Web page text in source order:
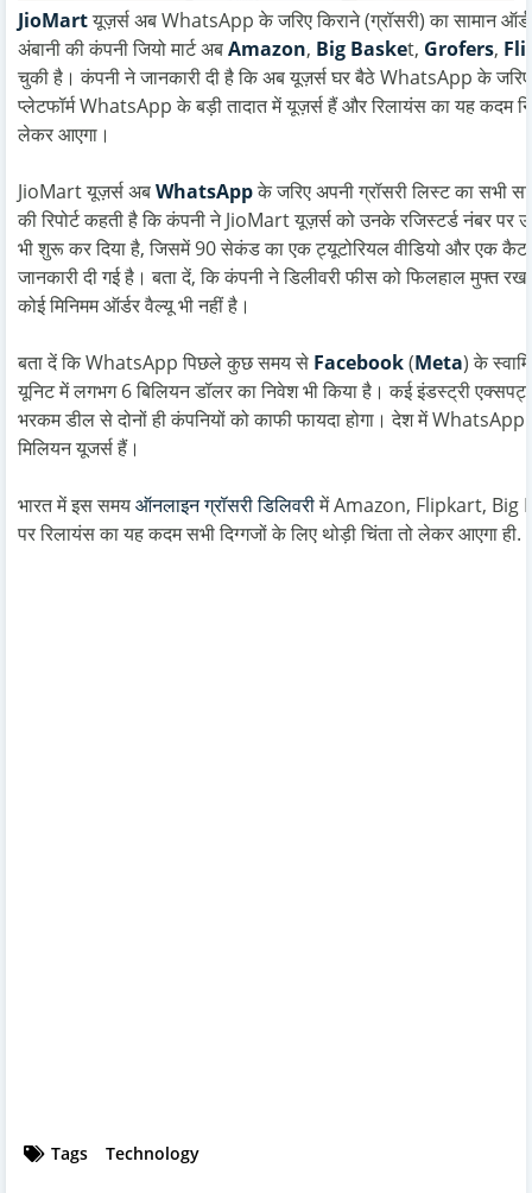
JioMartयूज़र्स अब WhatsApp के जरिए किराने (ग्रॉसरी) का सामान
अंबानी की कंपनी जियो मार्ट अबAmazon, Big Basket, Grofers,
चुकी है। कंपनी ने जानकारी दी है कि अब यूज़र्स घर बैठे WhatsApp के
प्लेटफॉर्म WhatsApp के बड़ी तादात में यूज़र्स हैं और रिलायंस का यह कदम
लेकर आएगा।
JioMart यूज़र्स अबWhatsAppके जरिए अपनी ग्रॉसरी लिस्ट का सभी
की रिपोर्ट कहती है कि कंपनी ने JioMart यूज़र्स को उनके रजिस्टर्ड नंबर
भी शुरू कर दिया है, जिसमें 90 सेकंड का एक ट्यूटोरियल वीडियो और एक
जानकारी दी गई है। बता दें, कि कंपनी ने डिलीवरी फीस को फिलहाल मुफ्त
कोई मिनिमम ऑर्डर वैल्यू भी नहीं है।
बता दें कि WhatsApp पिछले कुछ समय से Facebook(Meta) के
यूनिट में लगभग 6 बिलियन डॉलर का निवेश भी किया है। कई इंडस्ट्री
भरकम डील से दोनों ही कंपनियों को काफी फायदा होगा। देश में
मिलियन यूजर्स हैं।
भारत में इस समयऑनलाइन ग्रॉसरी डिलिवरीमें Amazon, Flipkart, Big
पर रिलायंस का यह कदम सभी दिग्गजों के लिए थोड़ी चिंता तो लेकर आएगा ही.
Tags Technology